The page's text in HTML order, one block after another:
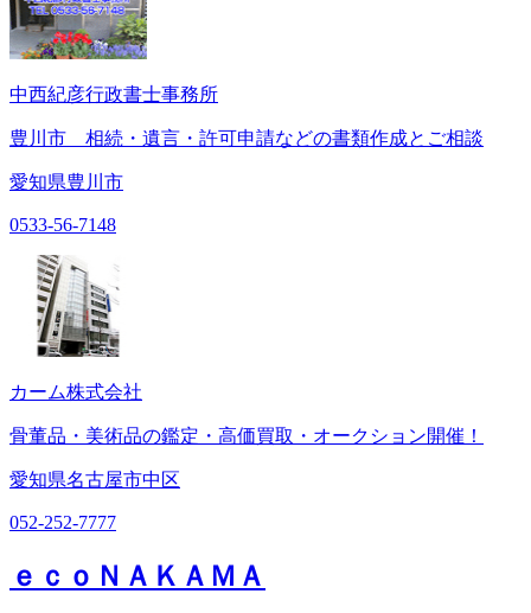
中西紀彦行政書士事務所
豊川市 相続・遺言・許可申請などの書類作成とご相談
愛知県豊川市
0533-56-7148
カーム株式会社
骨董品・美術品の鑑定・高価買取・オークション開催！
愛知県名古屋市中区
052-252-7777
ｅｃｏＮＡＫＡＭＡ